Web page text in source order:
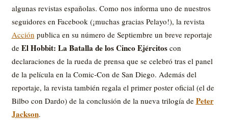
algunas revistas españolas. Como nos informa uno de nuestros
seguidores en Facebook (¡muchas gracias Pelayo!), la revista
Acción publica en su número de Septiembre un breve reportaje
de El Hobbit: La Batalla de los Cinco Ejércitoscon
declaraciones de la rueda de prensa que se celebró tras el panel
de la película en la Comic-Con de San Diego. Además del
reportaje, la revista también regala el primer poster oficial (el de
Bilbo con Dardo) de la conclusión de la nueva trilogía de Peter
Jackson.